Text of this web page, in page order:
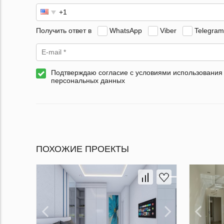
Получить ответ в WhatsApp Viber Telegram
Подтверждаю согласие с условиями использования
персональных данных
ПОХОЖИЕ ПРОЕКТЫ